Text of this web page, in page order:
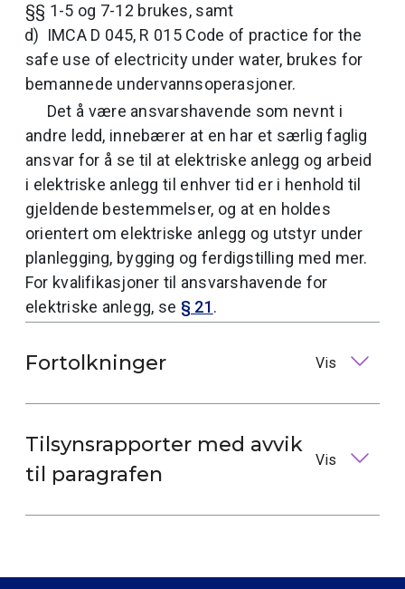
§§ 1-5 og 7-12 brukes, samt
IMCA D 045, R 015 Code of practice for the
safe use of electricity under water, brukes for
bemannede undervannsoperasjoner.
Det å være ansvarshavende som nevnt i
andre ledd, innebærer at en har et særlig faglig
ansvar for å se til at elektriske anlegg og arbeid
i elektriske anlegg til enhver tid er i henhold til
gjeldende bestemmelser, og at en holdes
orientert om elektriske anlegg og utstyr under
planlegging, bygging og ferdigstilling med mer.
For kvalifikasjoner til ansvarshavende for
elektriske anlegg, se § 21.
Fortolkninger Vis
Tilsynsrapporter med avvik
til paragrafen
Vis